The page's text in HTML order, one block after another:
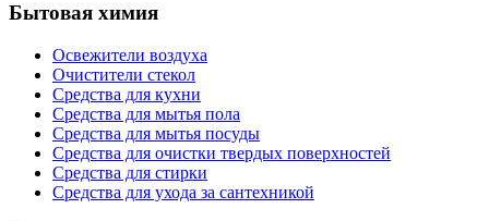
Бытовая химия
Освежители воздуха
Очистители стекол
Средства для кухни
Средства для мытья пола
Средства для мытья посуды
Средства для очистки твердых поверхностей
Средства для стирки
Средства для ухода за сантехникой